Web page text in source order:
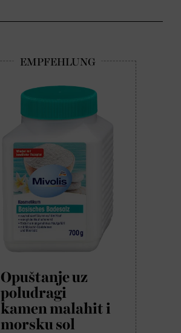
Opuštanje uz
poludragi
kamen malahit i
morsku sol